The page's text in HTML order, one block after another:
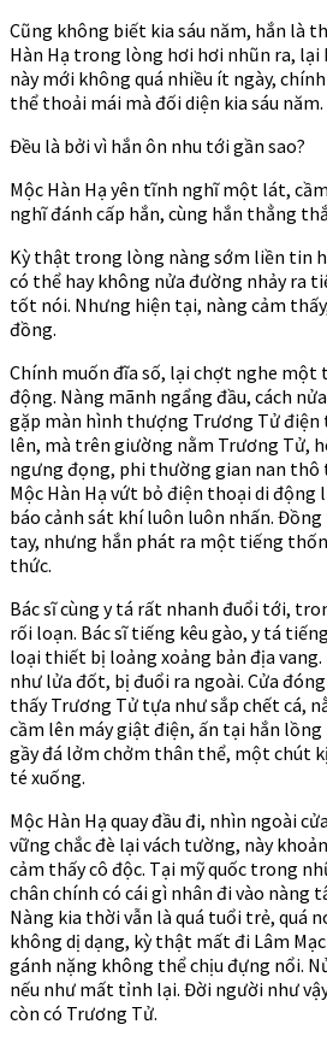
Cũng không biết kia sáu năm, hắn là
Hàn Hạ trong lòng hơi hơi nhũn ra, lại
này mới không quá nhiều ít ngày,
thể thoải mái mà đối diện kia sáu năm.
Đều là bởi vì hắn ôn nhu tới gần sao?
Mộc Hàn Hạ yên tĩnh nghĩ một lát,
nghĩ đánh cấp hắn, cùng hắn thẳng
Kỳ thật trong lòng nàng sớm liền tin
có thể hay không nửa đường nhảy ra
tốt nói. Nhưng hiện tại, nàng cảm
đồng.
Chính muốn đĩa số, lại chợt nghe một
động. Nàng mãnh ngẩng đầu, cách
gặp màn hình thượng Trương Tử điện
lên, mà trên giường nằm Trương Tử,
ngưng đọng, phi thường gian nan thô
Mộc Hàn Hạ vứt bỏ điện thoại di động
báo cảnh sát khí luôn luôn nhấn.
tay, nhưng hắn phát ra một tiếng
thức.
Bác sĩ cùng y tá rất nhanh đuổi tới,
rối loạn. Bác sĩ tiếng kêu gào, y tá
loại thiết bị loảng xoảng bản địa vang.
như lửa đốt, bị đuổi ra ngoài. Cửa
thấy Trương Tử tựa như sắp chết cá,
cầm lên máy giật điện, ấn tại hắn
gầy đá lởm chởm thân thể, một chút
té xuống.
Mộc Hàn Hạ quay đầu đi, nhìn ngoài
vững chắc đè lại vách tường, này
cảm thấy cô độc. Tại mỹ quốc trong
chân chính có cái gì nhân đi vào nàng
Nàng kia thời vẫn là quá tuổi trẻ, quá
không dị dạng, kỳ thật mất đi Lâm
gánh nặng không thể chịu đựng nổi.
nếu như mất tỉnh lại. Đời người như
còn có Trương Tử.